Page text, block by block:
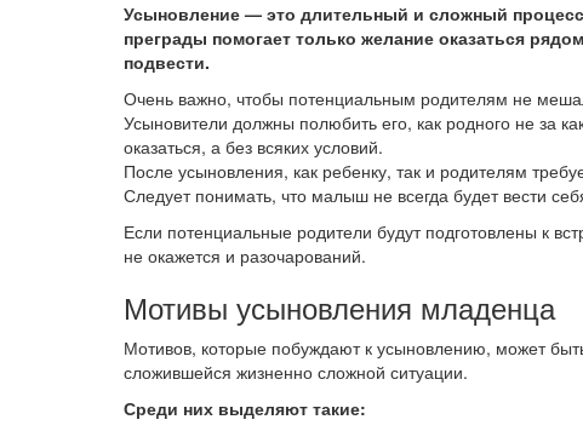
Усыновление — это длительный и сложный
преграды помогает только желание оказаться
подвести.
Очень важно, чтобы потенциальным родителям не
Усыновители должны полюбить его, как родного не за
оказаться, а без всяких условий.
После усыновления, как ребенку, так и родителям
Следует понимать, что малыш не всегда будет вести
Если потенциальные родители будут подготовлены к
не окажется и разочарований.
Мотивы усыновления младенца
Мотивов, которые побуждают к усыновлению, может
сложившейся жизненно сложной ситуации.
Среди них выделяют такие: